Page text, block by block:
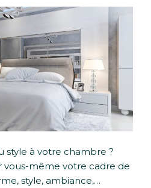
style à votre chambre ?
vous-même votre cadre de
style, ambiance,…